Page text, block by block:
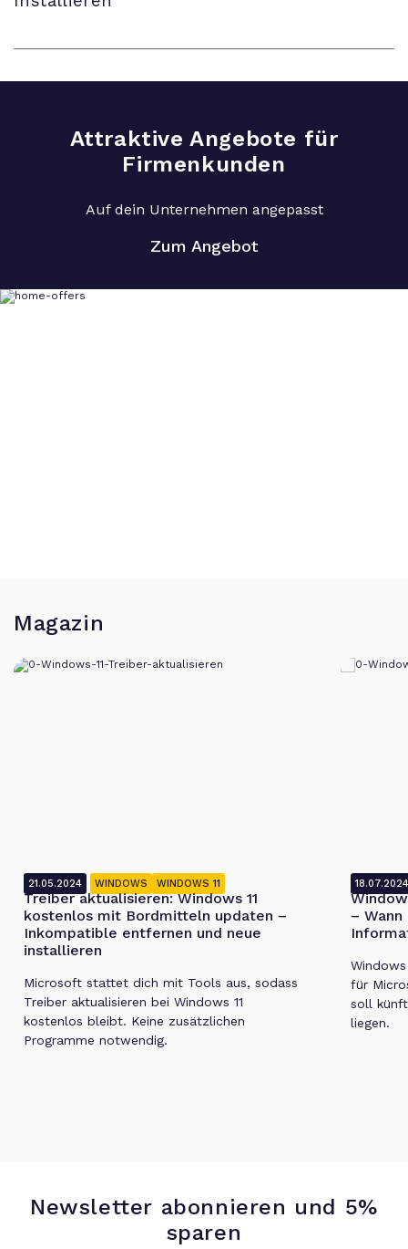
Attraktive Angebote für
Firmenkunden
Auf dein Unternehmen angepasst
Zum Angebot
Magazin
21.05.2024 WINDOWS WINDOWS 11
Treiber aktualisieren: Windows 11
kostenlos mit Bordmitteln updaten –
Inkompatible entfernen und neue
installieren
Microsoft stattet dich mit Tools aus, sodass
Treiber aktualisieren bei Windows 11
kostenlos bleibt. Keine zusätzlichen
Programme notwendig.
–
für
soll
liegen.
Newsletter abonnieren und 5%
sparen